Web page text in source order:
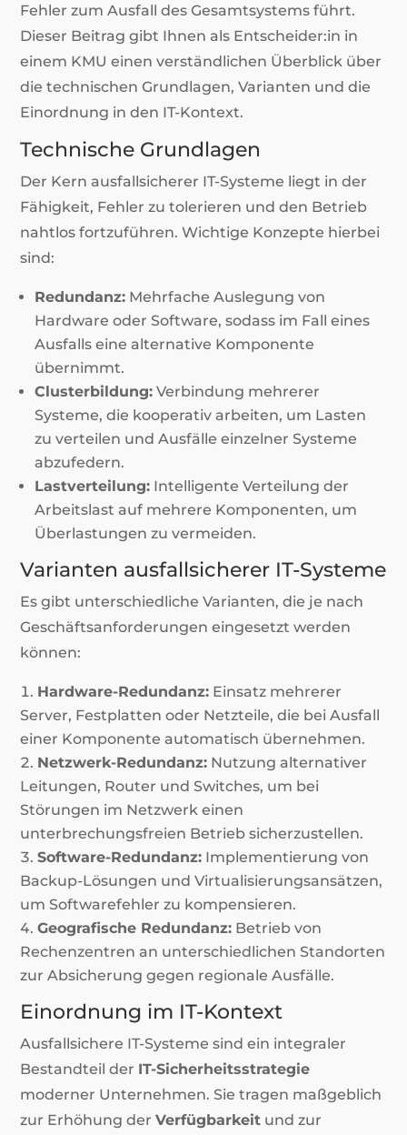
Fehler zum Ausfall des Gesamtsystems führt.
Dieser Beitrag gibt Ihnen als Entscheider:in in
einem KMU einen verständlichen Überblick über
die technischen Grundlagen, Varianten und die
Einordnung in den IT-Kontext.
Technische Grundlagen
Der Kern ausfallsicherer IT-Systeme liegt in der
Fähigkeit, Fehler zu tolerieren und den Betrieb
nahtlos fortzuführen. Wichtige Konzepte hierbei
sind:
Redundanz: Mehrfache Auslegung von
Hardware oder Software, sodass im Fall eines
Ausfalls eine alternative Komponente
übernimmt.
Clusterbildung: Verbindung mehrerer
Systeme, die kooperativ arbeiten, um Lasten
zu verteilen und Ausfälle einzelner Systeme
abzufedern.
Lastverteilung: Intelligente Verteilung der
Arbeitslast auf mehrere Komponenten, um
Überlastungen zu vermeiden.
Varianten ausfallsicherer IT-Systeme
Es gibt unterschiedliche Varianten, die je nach
Geschäftsanforderungen eingesetzt werden
können:
Hardware-Redundanz: Einsatz mehrerer
Server, Festplatten oder Netzteile, die bei Ausfall
einer Komponente automatisch übernehmen.
Netzwerk-Redundanz: Nutzung alternativer
Leitungen, Router und Switches, um bei
Störungen im Netzwerk einen
unterbrechungsfreien Betrieb sicherzustellen.
Software-Redundanz: Implementierung von
Backup-Lösungen und Virtualisierungsansätzen,
um Softwarefehler zu kompensieren.
Geografische Redundanz: Betrieb von
Rechenzentren an unterschiedlichen Standorten
zur Absicherung gegen regionale Ausfälle.
Einordnung im IT-Kontext
Ausfallsichere IT-Systeme sind ein integraler
Bestandteil der IT-Sicherheitsstrategie
moderner Unternehmen. Sie tragen maßgeblich
zur Erhöhung derVerfügbarkeit und zur